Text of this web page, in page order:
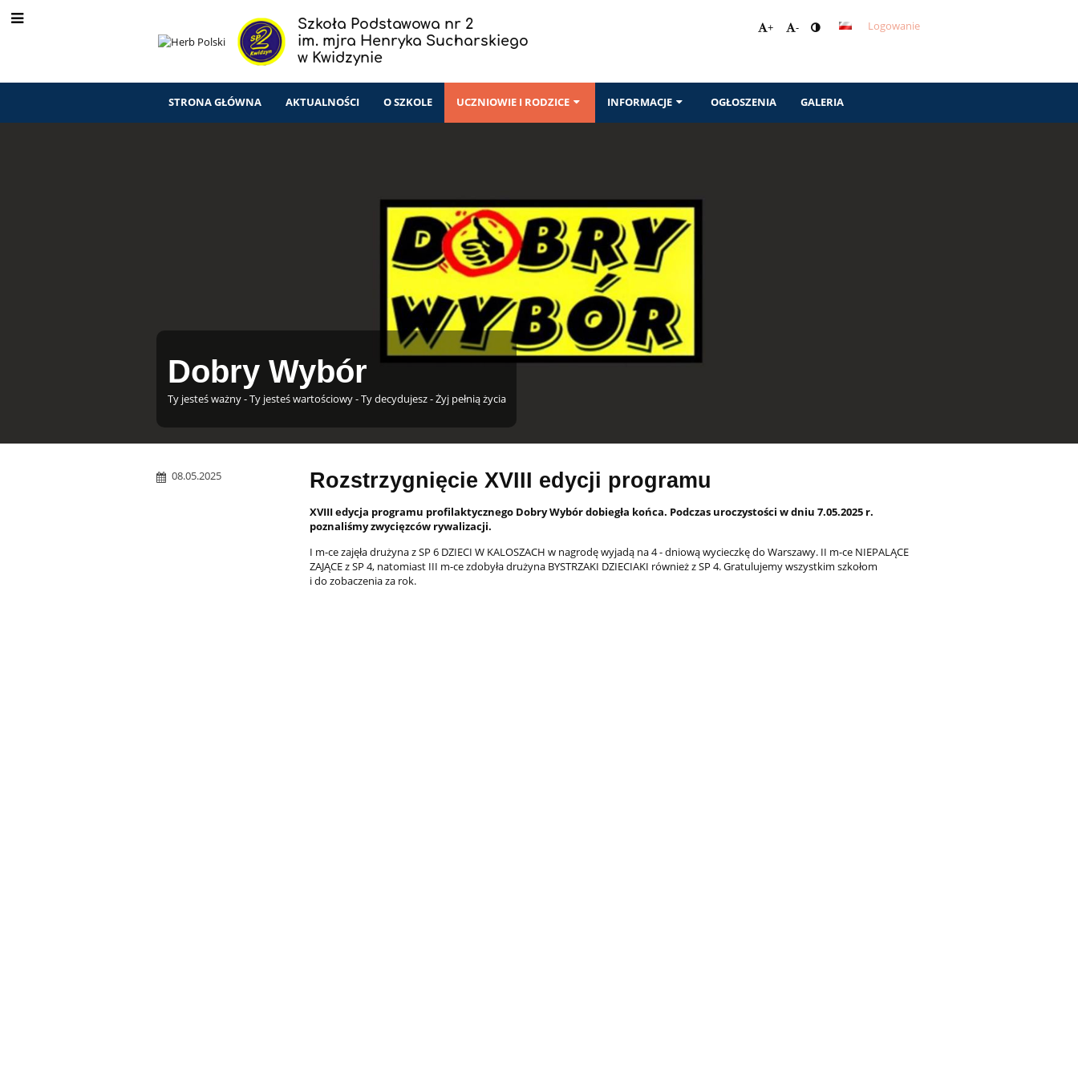
Szkoła Podstawowa nr 2
im. mjra Henryka Sucharskiego
w Kwidzynie
+ - Logowanie
STRONA GŁÓWNA AKTUALNOŚCI O SZKOLE UCZNIOWIE I RODZICE INFORMACJE OGŁOSZENIA GALERIA
Dobry Wybór
Ty jesteś ważny - Ty jesteś wartościowy - Ty decydujesz - Żyj pełnią życia
08.05.2025 Rozstrzygnięcie XVIII edycji programu
XVIII edycja programu profilaktycznego Dobry Wybór dobiegła końca. Podczas uroczystości w dniu 7.05.2025 r.
poznaliśmy zwycięzców rywalizacji.
I m-ce zajęła drużyna z SP 6 DZIECI W KALOSZACH w nagrodę wyjadą na 4 - dniową wycieczkę do Warszawy. II m-ce NIEPALĄCE
ZAJĄCE z SP 4, natomiast III m-ce zdobyła drużyna BYSTRZAKI DZIECIAKI również z SP 4. Gratulujemy wszystkim szkołom
i do zobaczenia za rok.